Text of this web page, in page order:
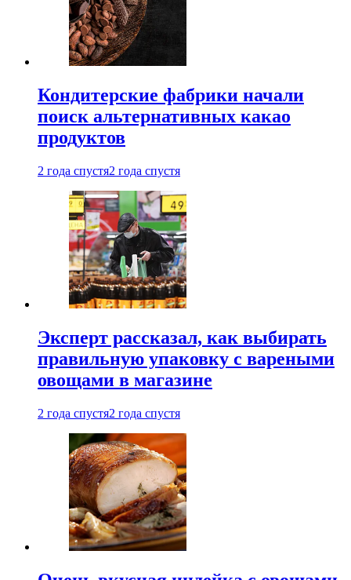
Кондитерские фабрики начали
поиск альтернативных какао
продуктов
2 года спустя2 года спустя
Эксперт рассказал, как выбирать
правильную упаковку с вареными
овощами в магазине
2 года спустя2 года спустя